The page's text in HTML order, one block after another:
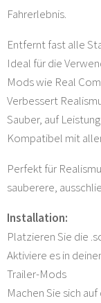
Fahrerlebnis.
Entfernt fast alle
Ideal für die
Mods wie Real
Verbessert
Sauber, auf
Kompatibel mit
Perfekt für
sauberere,
Installation:
Platzieren Sie die
Aktiviere es in
Trailer-Mods
Machen Sie sich